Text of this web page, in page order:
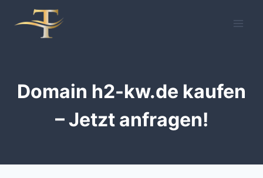
Inhalt
Domain h2-kw.de kaufen
– Jetzt anfragen!